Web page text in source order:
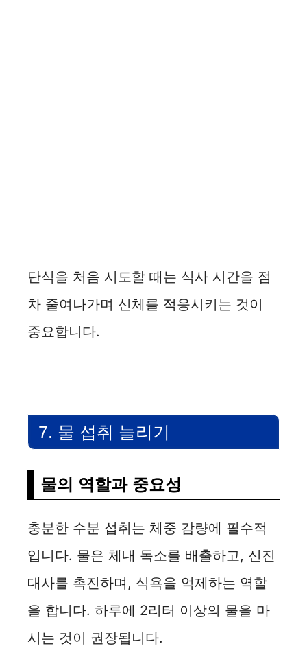
단식을 처음 시도할 때는 식사 시간을 점
차 줄여나가며 신체를 적응시키는 것이
중요합니다.
7. 물 섭취 늘리기
물의 역할과 중요성
충분한 수분 섭취는 체중 감량에 필수적
입니다. 물은 체내 독소를 배출하고, 신진
대사를 촉진하며, 식욕을 억제하는 역할
을 합니다. 하루에 2리터 이상의 물을 마
시는 것이 권장됩니다.